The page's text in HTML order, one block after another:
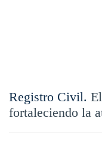
Registro Civil.
fortaleciendo la